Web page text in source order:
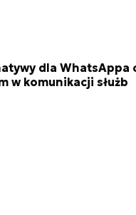
dla WhatsAppa
w komunikacji służb